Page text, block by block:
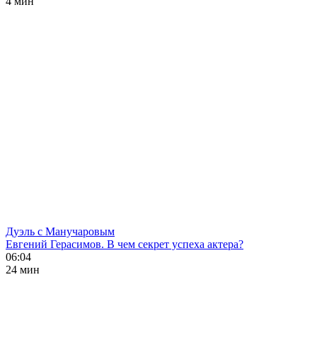
Дуэль с Манучаровым
Евгений Герасимов. В чем секрет успеха актера?
06:04
24 мин